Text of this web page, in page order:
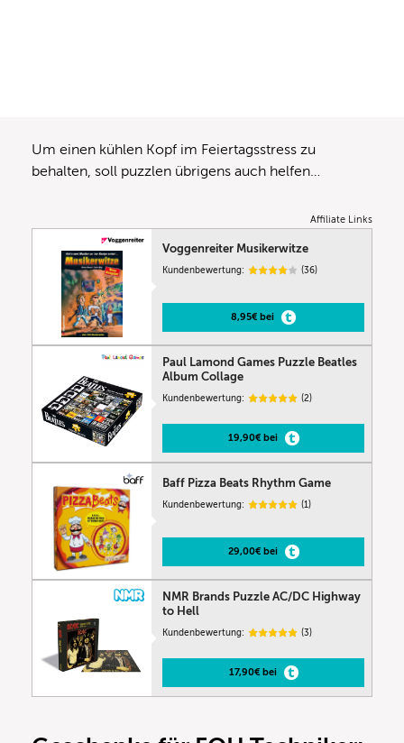
Um einen kühlen Kopf im Feiertagsstress zu
behalten, soll puzzlen übrigens auch helfen…
Affiliate Links
Voggenreiter Musikerwitze
Kundenbewertung: (36)
8,95€ bei
Paul Lamond Games Puzzle Beatles
Album Collage
Kundenbewertung: (2)
19,90€ bei
Baff Pizza Beats Rhythm Game
Kundenbewertung: (1)
29,00€ bei
NMR Brands Puzzle AC/DC Highway
to Hell
Kundenbewertung: (3)
17,90€ bei